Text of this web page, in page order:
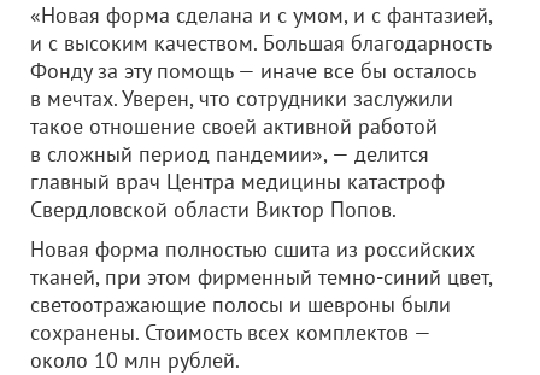
«Новая форма сделана и с умом, и с фантазией,
и с высоким качеством. Большая благодарность
Фонду за эту помощь — иначе все бы осталось
в мечтах. Уверен, что сотрудники заслужили
такое отношение своей активной работой
в сложный период пандемии», — делится
главный врач Центра медицины катастроф
Свердловской области Виктор Попов.
Новая форма полностью сшита из российских
тканей, при этом фирменный темно-синий цвет,
светоотражающие полосы и шевроны были
сохранены. Стоимость всех комплектов —
около 10 млн рублей.